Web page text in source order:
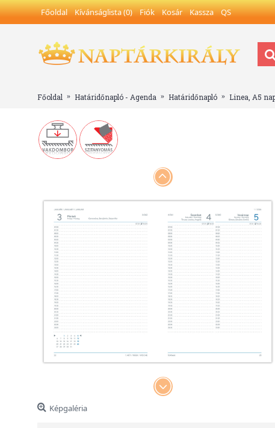
Főoldal Kívánságlista (0) Fiók Kosár Kassza QS
Főoldal Határidőnapló - Agenda Határidőnapló Linea, A5
Képgaléria